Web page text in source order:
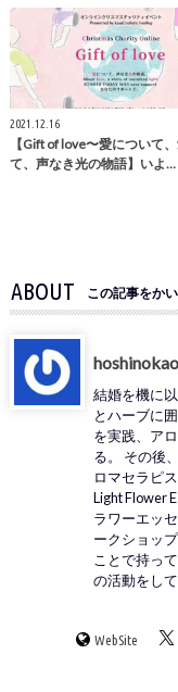
2021.12.16
【Gift of love〜愛について
て、声なき光の物語】いよ…
ABOUT この記事をか
結婚を機に
とハーブに
を実践、ア
る。 その後
ロマセラピ
Light Flower
ラワーエッ
ークショッ
ことで持っ
の活動をし
WebSite